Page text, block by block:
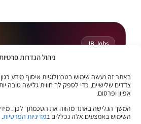
ניהול הגדרות פרטיות
צדדים שלישיים, כדי לספק לך חווית גלישה טובה
אפיון ופרסום.
המשך הגלישה באתר מהווה את הסכמתך לכך. מידע
השימוש באמצעים אלה נכללים במדיניות הפרטיות.
קורסים מקוונים
JB Jobs
הצעד הבא
מתחיל כאן
היכנסו ללוח המשרות של ג׳ון ברייס וגלו